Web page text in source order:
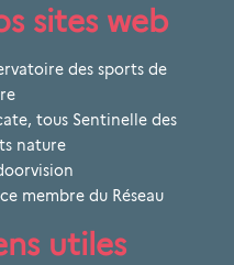
sites web
des sports de
tous Sentinelle des
nature
membre du Réseau
utiles